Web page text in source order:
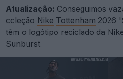
Atualização: Conseguimos
coleção Nike Tottenham 2026
têm o logótipo reciclado da
Sunburst.